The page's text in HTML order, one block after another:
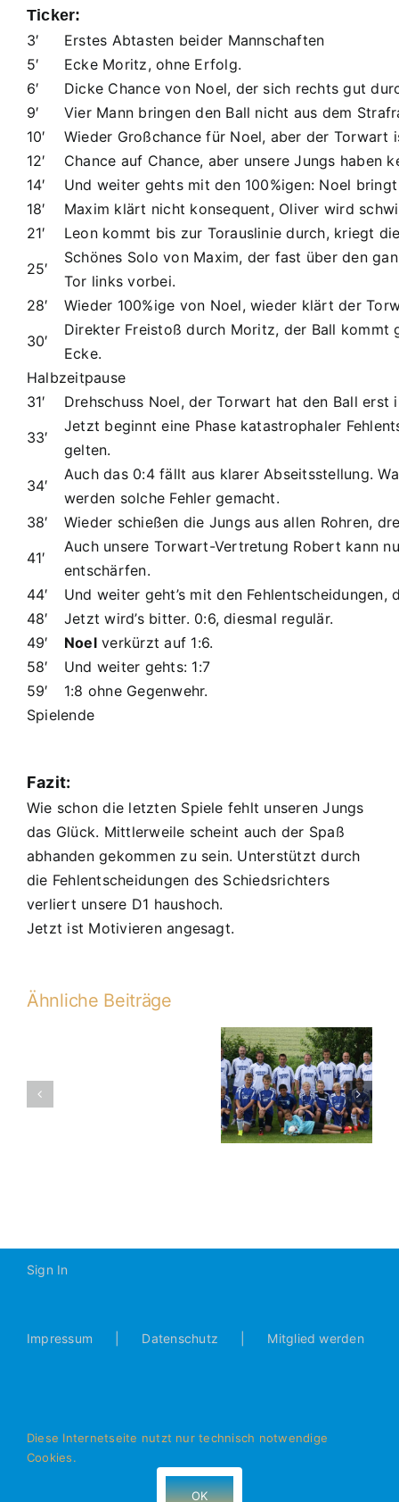
Ticker:
3′
Erstes Abtasten beider Mannschaften
5′
Ecke Moritz, ohne Erfolg.
6′
Dicke Chance von Noel, der sich rechts gut
9′
Vier Mann bringen den Ball nicht aus dem
10′
Wieder Großchance für Noel, aber der Torwart
12′
Chance auf Chance, aber unsere Jungs haben
14′
Und weiter gehts mit den 100%igen: Noel
18′
Maxim klärt nicht konsequent, Oliver wird
21′
Leon kommt bis zur Torauslinie durch, kriegt
25′
Schönes Solo von Maxim, der fast über den
Tor links vorbei.
28′
Wieder 100%ige von Noel, wieder klärt der
30′
Direkter Freistoß durch Moritz, der Ball kommt
Ecke.
Halbzeitpause
31′
Drehschuss Noel, der Torwart hat den Ball erst
33′
Jetzt beginnt eine Phase katastrophaler
gelten.
34′
Auch das 0:4 fällt aus klarer Abseitsstellung.
werden solche Fehler gemacht.
38′
Wieder schießen die Jungs aus allen Rohren,
41′
Auch unsere Torwart-Vertretung Robert kann
entschärfen.
44′
Und weiter geht’s mit den
48′
Jetzt wird’s bitter. 0:6, diesmal regulär.
49′
Noelverkürzt auf 1:6.
58′
Und weiter gehts: 1:7
59′
1:8 ohne Gegenwehr.
Spielende
Fazit:
Wie schon die letzten Spiele fehlt unseren Jungs
das Glück. Mittlerweile scheint auch der Spaß
abhanden gekommen zu sein. Unterstützt durch
die Fehlentscheidungen des Schiedsrichters
verliert unsere D1 haushoch.
Jetzt ist Motivieren angesagt.
Ähnliche Beiträge
Sign In
Impressum Datenschutz Mitglied werden
© Alle Rechte vorbehalten - JFG Donautal Bad Abbach e.V.
- 93077 Bad Abbach
Diese Internetseite nutzt nur technisch notwendige
Cookies.
OK